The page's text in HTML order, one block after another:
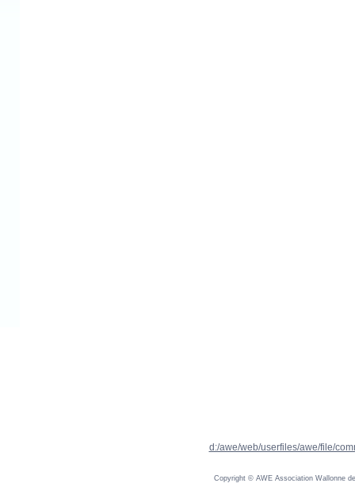
d:/awe/web/userfiles/awe/file/
Copyright © AWE Association Wallonne